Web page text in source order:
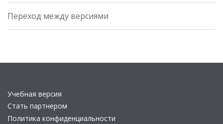
Переход между версиями
Учебная версия
Стать партнером
Политика конфиденциальности